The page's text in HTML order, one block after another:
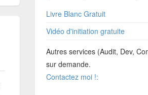
Livre Blanc Gratuit
Vidéo d'initiation gratuite
Autres services (Audit, Dev,
sur demande.
Contactez moi !: